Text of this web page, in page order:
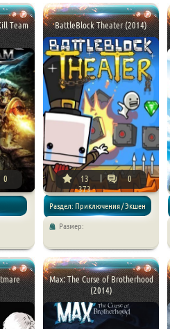
Team
0
BattleBlock Theater (2014)
13
373
0
Раздел: Приключения / Экшен
Размер:
Max: The Curse of Brotherhood
(2014)